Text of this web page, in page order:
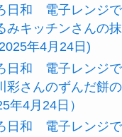
日和 電子レンジ
みキッチンさんの
年4月24日)
日和 電子レンジ
彩さんのずんだ餅
年4月24日）
日和 電子レンジ